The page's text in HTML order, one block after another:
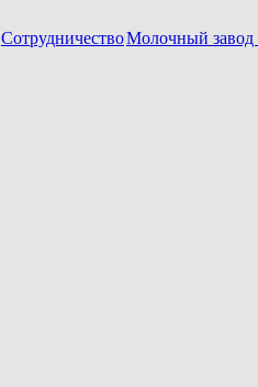
СотрудничествоМолочный завод